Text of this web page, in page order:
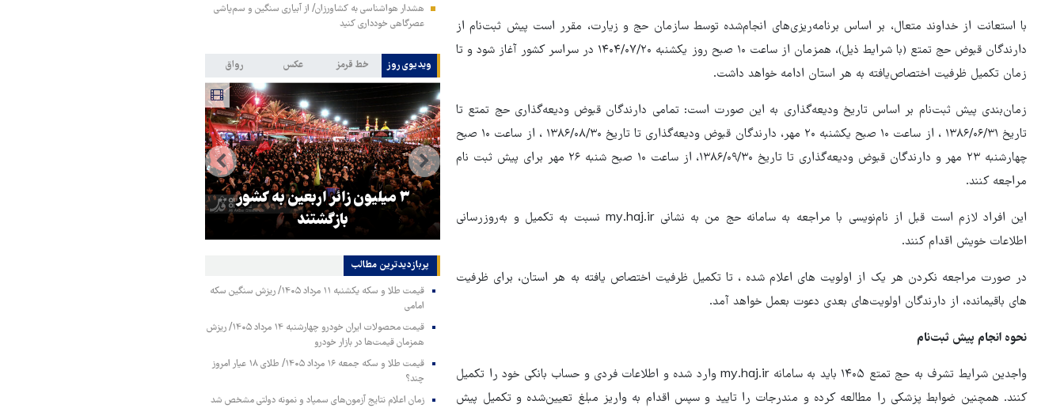
با استعانت از خداوند متعال، بر اساس برنامه‌ریزی‌های انجام‌شده توسط سازمان حج و زیارت، مقرر است پیش ثبت‌نام از
دارندگان قبوض حج تمتع (با شرایط ذیل)، همزمان از ساعت ۱۰ صبح روز یکشنبه ۱۴۰۴/۰۷/۲۰ در سراسر کشور آغاز ‌شود و تا
زمان تکمیل ظرفیت اختصاص‌یافته به هر استان ادامه خواهد داشت.
زمان‌بندی پیش ثبت‌نام بر اساس تاریخ ودیعه‌گذاری به این صورت است: تمامی دارندگان قبوض ودیعه‌گذاری حج تمتع تا
تاریخ ۱۳۸۶/۰۶/۳۱ ، از ساعت ۱۰ صبح یکشنبه ۲۰ مهر، دارندگان قبوض ودیعه‌گذاری تا تاریخ ۱۳۸۶/۰۸/۳۰ ، از ساعت ۱۰ صبح
چهارشنبه ۲۳ مهر و دارندگان قبوض ودیعه‌گذاری تا تاریخ ۱۳۸۶/۰۹/۳۰، از ساعت ۱۰ صبح شنبه ۲۶ مهر برای پیش ثبت نام
مراجعه کنند.
این افراد لازم است قبل از نام‌نویسی با مراجعه به سامانه حج من به نشانی my.haj.ir نسبت به تکمیل و به‌روزرسانی
اطلاعات خویش اقدام کنند.
در صورت مراجعه نکردن هر یک از اولویت های اعلام شده ، تا تکمیل ظرفیت اختصاص یافته به هر استان، برای ظرفیت
های باقیمانده، از دارندگان اولویت‌های بعدی دعوت بعمل خواهد آمد.
نحوه انجام پیش ثبت‌نام
واجدین شرایط تشرف به حج تمتع ۱۴۰۵ باید به سامانه my.haj.ir وارد شده و اطلاعات فردی و حساب بانکی خود را تکمیل
کنند. همچنین ضوابط پزشکی را مطالعه کرده و مندرجات را تایید و سپس اقدام به واریز مبلغ تعیین‌شده و تکمیل پیش
هشدار هواشناسی به کشاورزان/ از آبیاری سنگین و سم‌پاشی
عصرگاهی خودداری کنید
ویدیوی روز خط قرمز عکس رواق
در منطقه درمانده کرد
جنگ‌طلبی است!
۳ میلیون زائر اربعین به کشور
بازگشتند
پربازدیدترین‌ مطالب
قیمت طلا و سکه یکشنبه ۱۱ مرداد ۱۴۰۵/ ریزش سنگین سکه
امامی
قیمت محصولات ایران خودرو چهارشنبه ۱۴ مرداد ۱۴۰۵/ ریزش
همزمان قیمت‌ها در بازار خودرو
قیمت طلا و سکه جمعه ۱۶ مرداد ۱۴۰۵/ طلای ۱۸ عیار امروز
چند؟
زمان اعلام نتایج آزمون‌های سمپاد و نمونه دولتی مشخص شد